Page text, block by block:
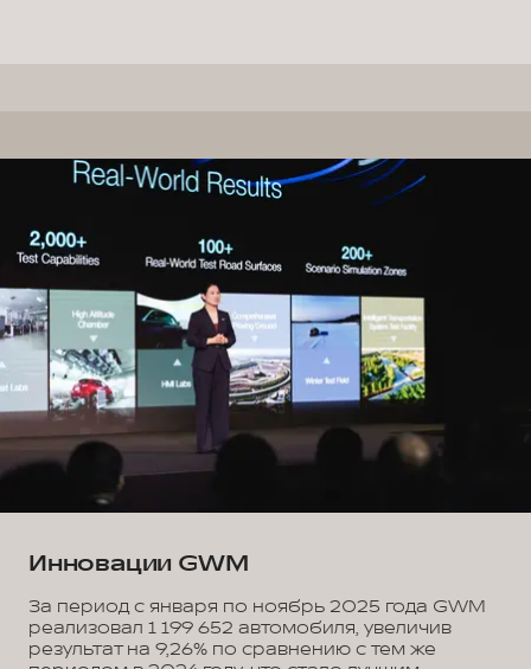
Инновации GWM
За период с января по ноябрь 2025 года GWM
реализовал 1 199 652 автомобиля, увеличив
результат на 9,26% по сравнению с тем же